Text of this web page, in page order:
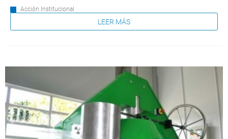
Acción Institucional
LEER MÁS